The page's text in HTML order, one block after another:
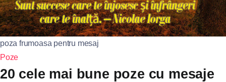
poza frumoasa pentru mesaj
Poze
20 cele mai bune poze cu mesaje